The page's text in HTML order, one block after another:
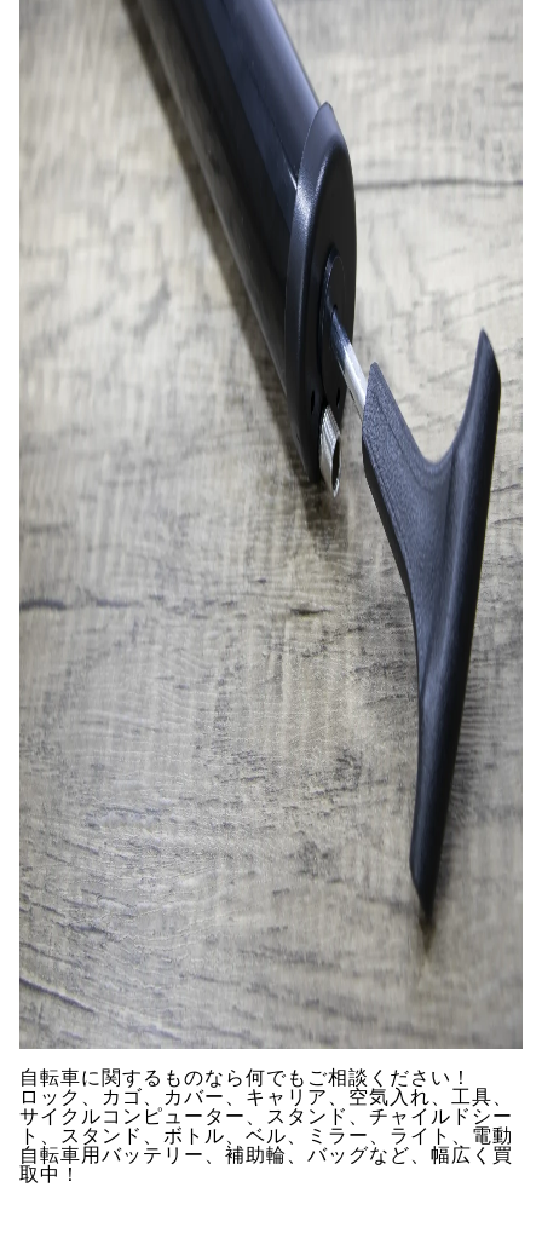
自転車に関するものなら何でもご相談ください！
ロック、カゴ、カバー、キャリア、空気入れ、工具、
サイクルコンピューター、スタンド、チャイルドシー
ト、スタンド、ボトル、ベル、ミラー、ライト、電動
自転車用バッテリー、補助輪、バッグなど、幅広く買
取中！